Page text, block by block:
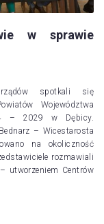
w sprawie
spotkali się
Województwa
– 2029 w Dębicy.
– Wicestarosta
na okoliczność
rozmawiali
utworzeniem Centrów